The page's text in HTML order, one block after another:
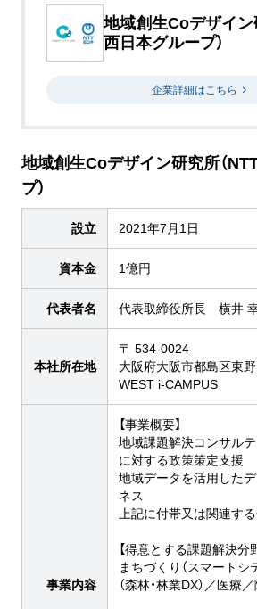
地域創生Coデザイン
西日本グループ）
企業詳細はこちら
地域創生Coデザイン研究所（
プ）
設立 2021年7月1日
資本金 1億円
代表者名 代表取締役所長 横井
本社所在地
〒 534-0024
大阪府大阪市都島区東
WEST i-CAMPUS
事業内容
【事業概要】
地域課題解決コンサルテ
に対する政策策定支援
地域データを活用した
ネス
上記に付帯又は関連す
【得意とする課題解決分
まちづくり（スマートシ
（森林・林業DX）／医療